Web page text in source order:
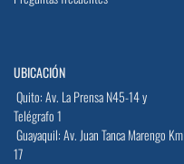
UBICACIÓN
Quito: Av. La Prensa N45-14 y
Telégrafo 1
Guayaquil: Av. Juan Tanca Marengo Km
17